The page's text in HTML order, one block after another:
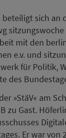
beteiligt sich an
mit den
e.v. und
für Politik,
des
»StäV« am
zu Gast.
Er war von